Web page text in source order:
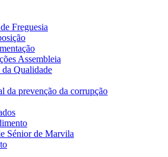
Freguesia
Assembleia
Qualidade
da prevenção da corrupção
Sénior de Marvila